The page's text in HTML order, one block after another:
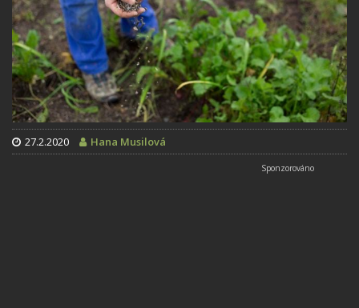
27.2.2020 Hana Musilová